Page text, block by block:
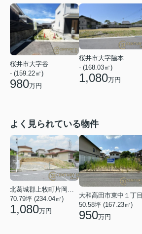
桜井市大字谷
- (159.22㎡)
980万円
桜井市大字脇本
- (168.03㎡)
1,080万円
よく見られている物件
北葛城郡上牧町片岡台１丁目
70.79坪 (234.04㎡)
1,080万円
大和高田市東中１丁目
50.58坪 (167.23㎡)
950万円